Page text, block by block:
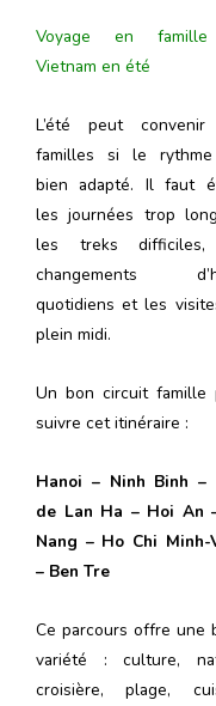
Voyage en
Vietnam en été
L’été peut convenir
familles si le
bien adapté. Il faut
les journées trop
les treks
changements
quotidiens et les
plein midi.
Un bon circuit famille
suivre cet itinéraire :
Hanoi – Ninh Binh –
de Lan Ha – Hoi An
Nang – Ho Chi
– Ben Tre
Ce parcours offre une
variété : culture,
croisière, plage,